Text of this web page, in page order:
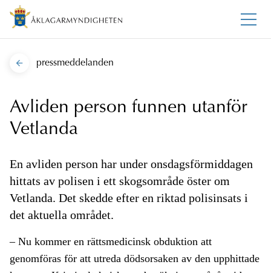
pressmeddelanden
Avliden person funnen utanför
Vetlanda
En avliden person har under onsdagsförmiddagen
hittats av polisen i ett skogsområde öster om
Vetlanda. Det skedde efter en riktad polisinsats i
det aktuella området.
– Nu kommer en rättsmedicinsk obduktion att
genomföras för att utreda dödsorsaken av den upphittade